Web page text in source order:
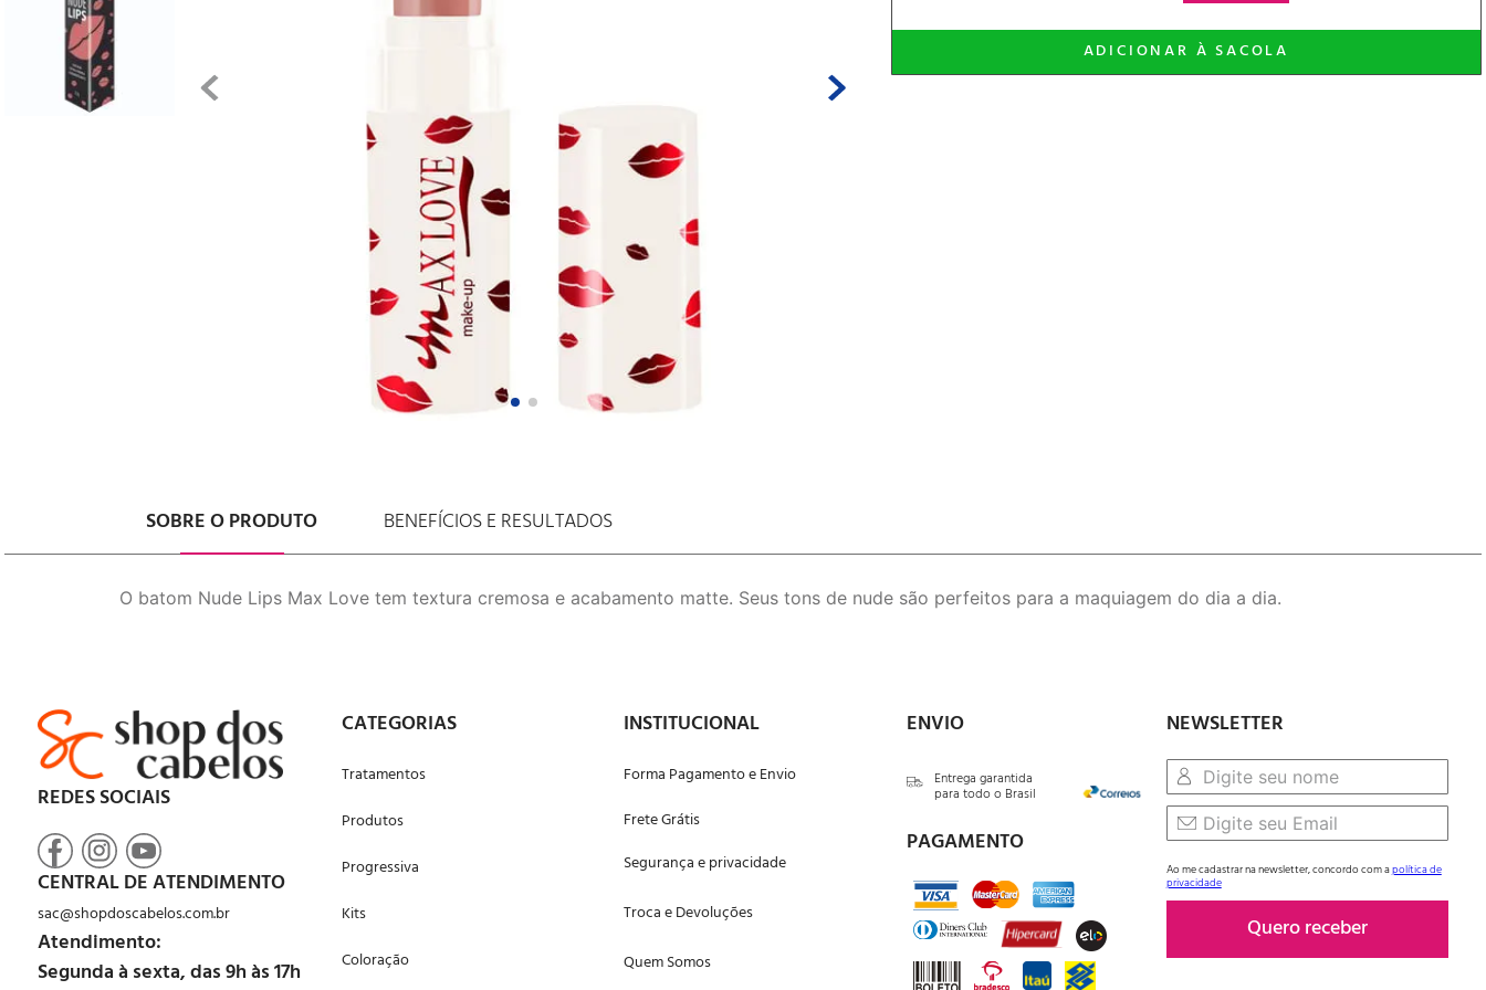
SOBRE O PRODUTO BENEFÍCIOS E RESULTADOS
O batom Nude Lips Max Love tem textura cremosa e acabamento matte. Seus tons de nude são perfeitos para a maquiagem do dia a dia.
REDES SOCIAIS
CENTRAL DE ATENDIMENTO
sac@shopdoscabelos.com.br
Atendimento:
Segunda à sexta, das 9h às 17h
CATEGORIAS
Tratamentos
Produtos
Progressiva
Kits
Coloração
INSTITUCIONAL
Forma Pagamento e Envio
Frete Grátis
Segurança e privacidade
Troca e Devoluções
Quem Somos
ENVIO
Entrega garantida
para todo o Brasil
PAGAMENTO
NEWSLETTER
Ao me cadastrar na newsletter, concordo com apolítica de
privacidade
Quero receber